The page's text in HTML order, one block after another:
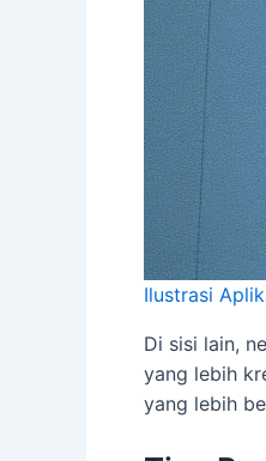
Ilustrasi
Di sisi lain,
yang lebih
yang lebih